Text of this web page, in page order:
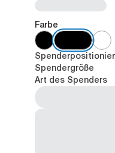
Farbe
Spendergröße
Art des Spenders